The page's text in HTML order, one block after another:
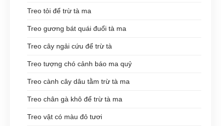
Treo tỏi để trừ tà ma
Treo gương bát quái đuổi tà ma
Treo cây ngải cứu để trừ tà
Treo tượng chó cảnh báo ma quỷ
Treo cành cây dâu tằm trừ tà ma
Treo chân gà khô để trừ tà ma
Treo vật có màu đỏ tươi